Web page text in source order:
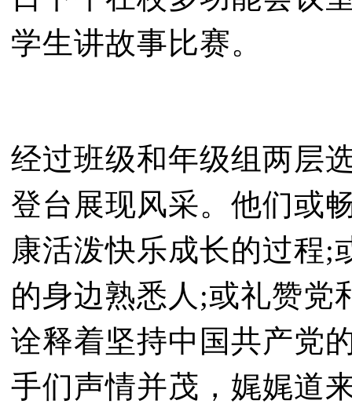
学生讲故事比赛。
经过班级和年级组两层
登台展现风采。他们或
康活泼快乐成长的过程;
的身边熟悉人;或礼赞党
诠释着坚持中国共产党
手们声情并茂，娓娓道